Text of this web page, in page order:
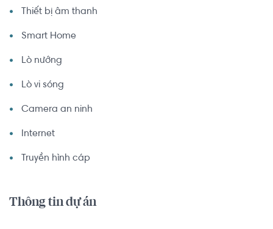
Thiết bị âm thanh
Smart Home
Lò nướng
Lò vi sóng
Camera an ninh
Internet
Truyền hình cáp
Thông tin dự án